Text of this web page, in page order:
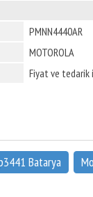
PMNN4440AR
MOTOROLA
Fiyat ve tedarik
Batarya